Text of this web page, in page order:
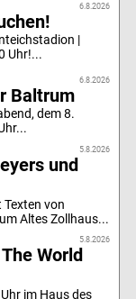
6.8.2026
|
Uhr!...
6.8.2026
Baltrum
dem 8.
5.8.2026
und
von
Altes Zollhaus...
5.8.2026
World
im Haus des